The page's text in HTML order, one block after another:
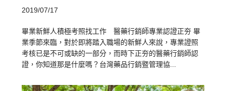
2019/07/17
畢業新鮮人積極考照找工作 醫藥行銷師專業認證正夯 畢
業季節來臨，對於即將踏入職場的新鮮人來說，專業證照
考核已是不可或缺的一部分，而時下正夯的醫藥行銷師認
證，你知道那是什麼嗎？台灣藥品行銷暨管理協...